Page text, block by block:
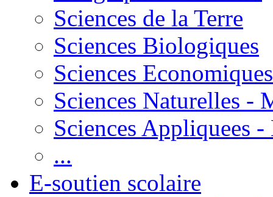
Sciences de la Terre
Sciences Biologiques
Sciences Economiques
Sciences Naturelles -
Sciences Appliquees
...
E-soutien scolaire